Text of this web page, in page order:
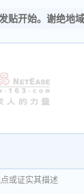
贴开始。谢绝地
或证实其描述